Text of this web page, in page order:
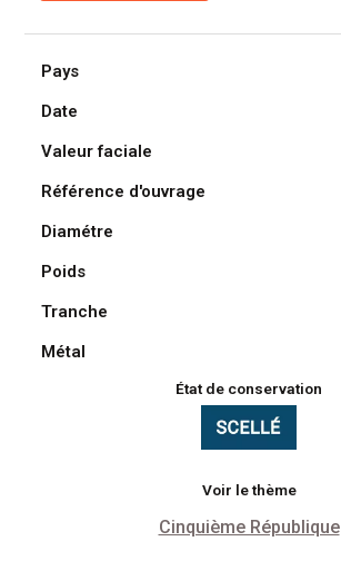
de
1/2
Semeuse
nickel
UNC
sous
scellée
Pays
Date
Valeur faciale
Référence d'ouvrage
Diamétre
Poids
Tranche
Métal
État de conservation
Voir le thème
Cinquième République